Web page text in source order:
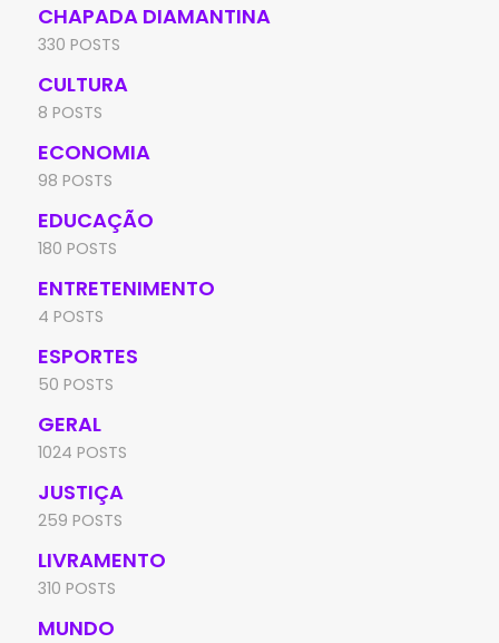
CHAPADA DIAMANTINA
330 POSTS
CULTURA
8 POSTS
ECONOMIA
98 POSTS
EDUCAÇÃO
180 POSTS
ENTRETENIMENTO
4 POSTS
ESPORTES
50 POSTS
GERAL
1024 POSTS
JUSTIÇA
259 POSTS
LIVRAMENTO
310 POSTS
MUNDO